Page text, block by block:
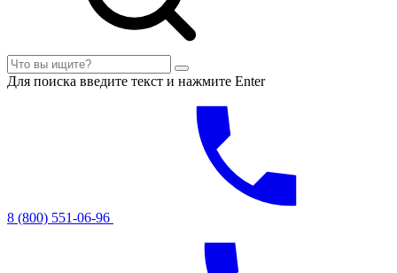
Для поиска введите текст и нажмите Enter
8 (800) 551-06-96